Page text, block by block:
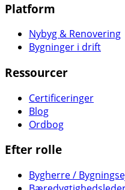
Platform
Nybyg & Renovering
Bygninger i drift
Ressourcer
Certificeringer
Blog
Ordbog
Efter rolle
Bygherre /